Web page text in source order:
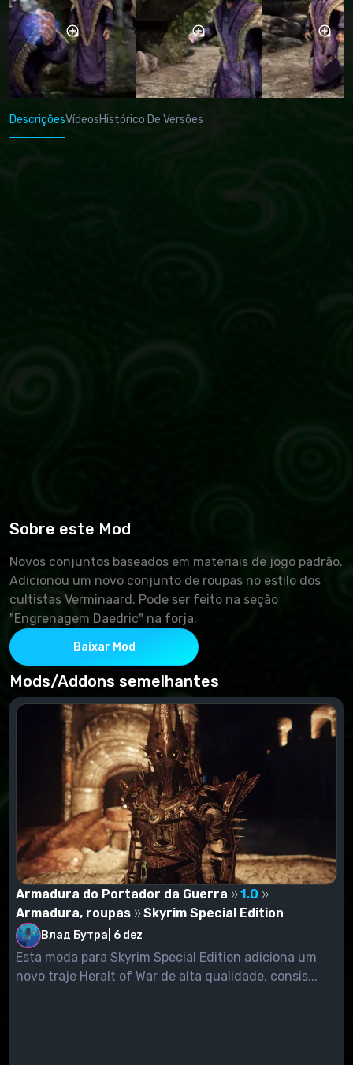
DescriçõesVídeosHistórico De Versões
Sobre este Mod
Novos conjuntos baseados em materiais de jogo padrão.
Adicionou um novo conjunto de roupas no estilo dos
cultistas Verminaard. Pode ser feito na seção
"Engrenagem Daedric" na forja.
Baixar Mod
Mods/Addons semelhantes
Armadura do Portador da Guerra
1.0
Armadura, roupas
Skyrim Special Edition
Влад Бутра 6 dez
Esta moda para Skyrim Special Edition adiciona um
novo traje Heralt of War de alta qualidade, consis...